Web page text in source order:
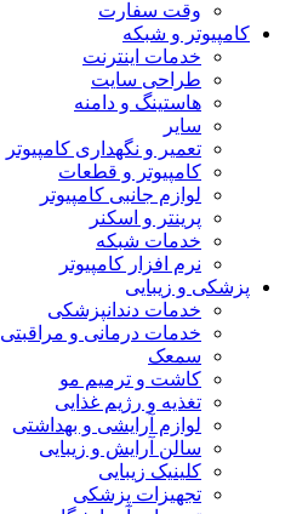
وقت سفارت
کامپیوتر و شبکه
خدمات اینترنت
طراحی سایت
هاستینگ و دامنه
سایر
تعمیر و نگهداری کامپیوتر
کامپیوتر و قطعات
لوازم جانبی کامپیوتر
پرینتر و اسکنر
خدمات شبکه
نرم افزار کامپیوتر
پزشکی و زیبایی
خدمات دندانپزشکی
خدمات درمانی و مراقبتی
سمعک
کاشت و ترمیم مو
تغذیه و رژیم غذایی
لوازم آرایشی و بهداشتی
سالن آرایش و زیبایی
کلینیک زیبایی
تجهیزات پزشکی